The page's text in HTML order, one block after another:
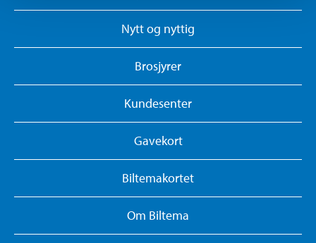
Nytt og nyttig
Brosjyrer
Kundesenter
Gavekort
Biltemakortet
Om Biltema